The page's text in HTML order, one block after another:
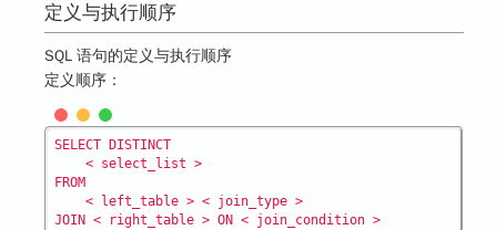
定义与执行顺序
SQL 语句的定义与执行顺序
定义顺序：
SELECT DISTINCT
    < select_list >
FROM
    < left_table > < join_type >
JOIN < right_table > ON < join_condition >